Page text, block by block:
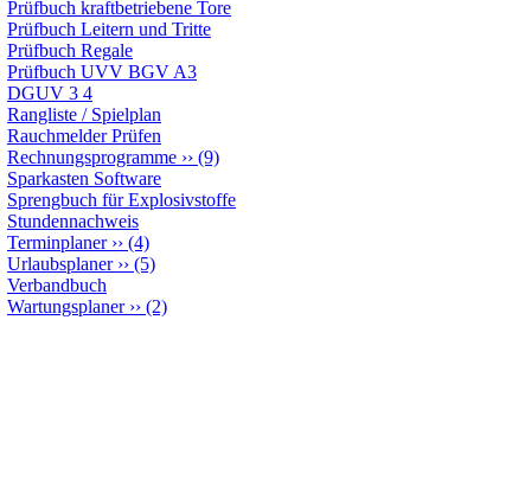
Prüfbuch kraftbetriebene Tore
Prüfbuch Leitern und Tritte
Prüfbuch Regale
Prüfbuch UVV BGV A3
DGUV 3 4
Rangliste / Spielplan
Rauchmelder Prüfen
Rechnungsprogramme ›› (9)
Sparkasten Software
Sprengbuch für Explosivstoffe
Stundennachweis
Terminplaner›› (4)
Urlaubsplaner›› (5)
Verbandbuch
Wartungsplaner›› (2)